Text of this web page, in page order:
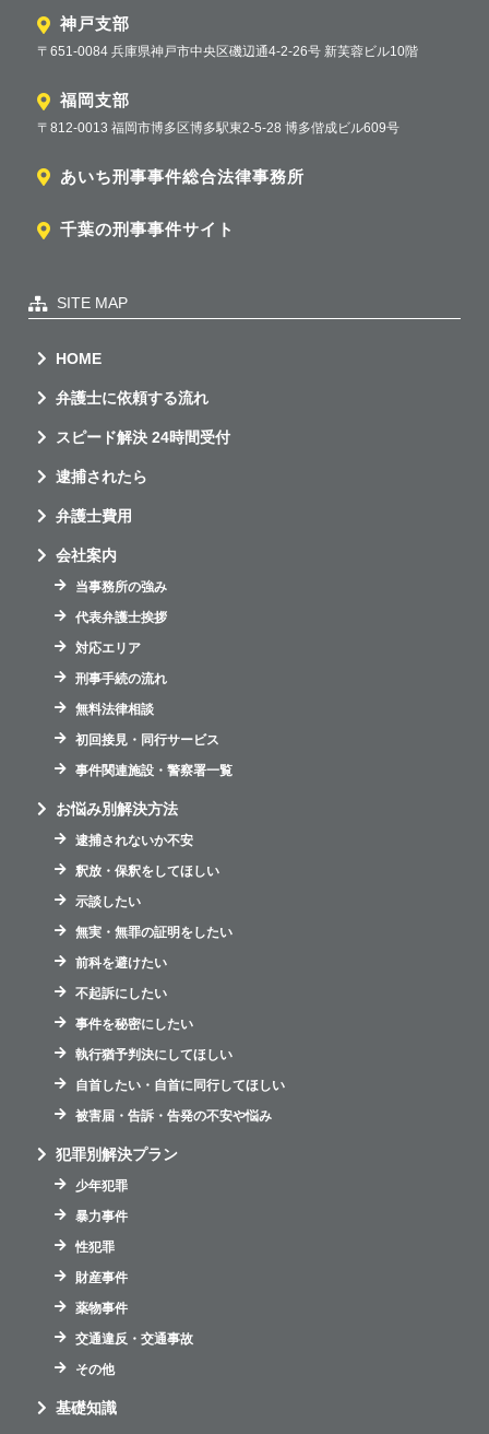
神戸支部
〒651-0084 兵庫県神戸市中央区磯辺通4-2-26号 新芙蓉ビル10階
福岡支部
〒812-0013 福岡市博多区博多駅東2-5-28 博多偕成ビル609号
あいち刑事事件総合法律事務所
千葉の刑事事件サイト
SITE MAP
HOME
弁護士に依頼する流れ
スピード解決 24時間受付
逮捕されたら
弁護士費用
会社案内
当事務所の強み
代表弁護士挨拶
対応エリア
刑事手続の流れ
無料法律相談
初回接見・同行サービス
事件関連施設・警察署一覧
お悩み別解決方法
逮捕されないか不安
釈放・保釈をしてほしい
示談したい
無実・無罪の証明をしたい
前科を避けたい
不起訴にしたい
事件を秘密にしたい
執行猶予判決にしてほしい
自首したい・自首に同行してほしい
被害届・告訴・告発の不安や悩み
犯罪別解決プラン
少年犯罪
暴力事件
性犯罪
財産事件
薬物事件
交通違反・交通事故
その他
基礎知識